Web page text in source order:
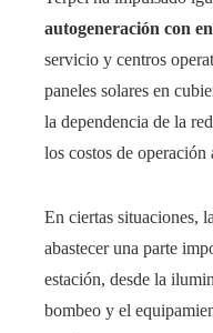
autogeneración con
servicio y centros
paneles solares en
la dependencia de la
los costos de operación
En ciertas situaciones,
abastecer una parte
estación, desde la
bombeo y el